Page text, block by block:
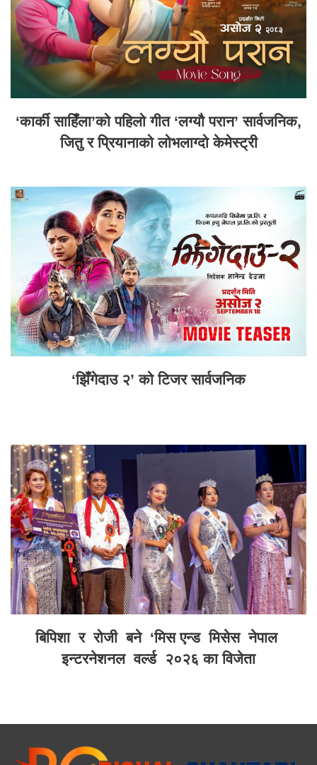
‘कार्की साहिँला’को पहिलो गीत ‘लग्यौ परान’ सार्वजनिक,
जितु र प्रियानाको लोभलाग्दो केमेस्ट्री
‘झिँगेदाउ २’ को टिजर सार्वजनिक
बिपिशा र रोजी बने ‘मिस एन्ड मिसेस नेपाल
इन्टरनेशनल वर्ल्ड २०२६ का विजेता